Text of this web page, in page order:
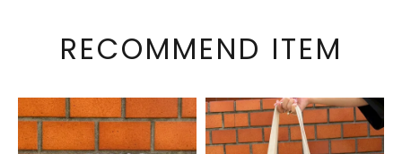
RECOMMEND ITEM